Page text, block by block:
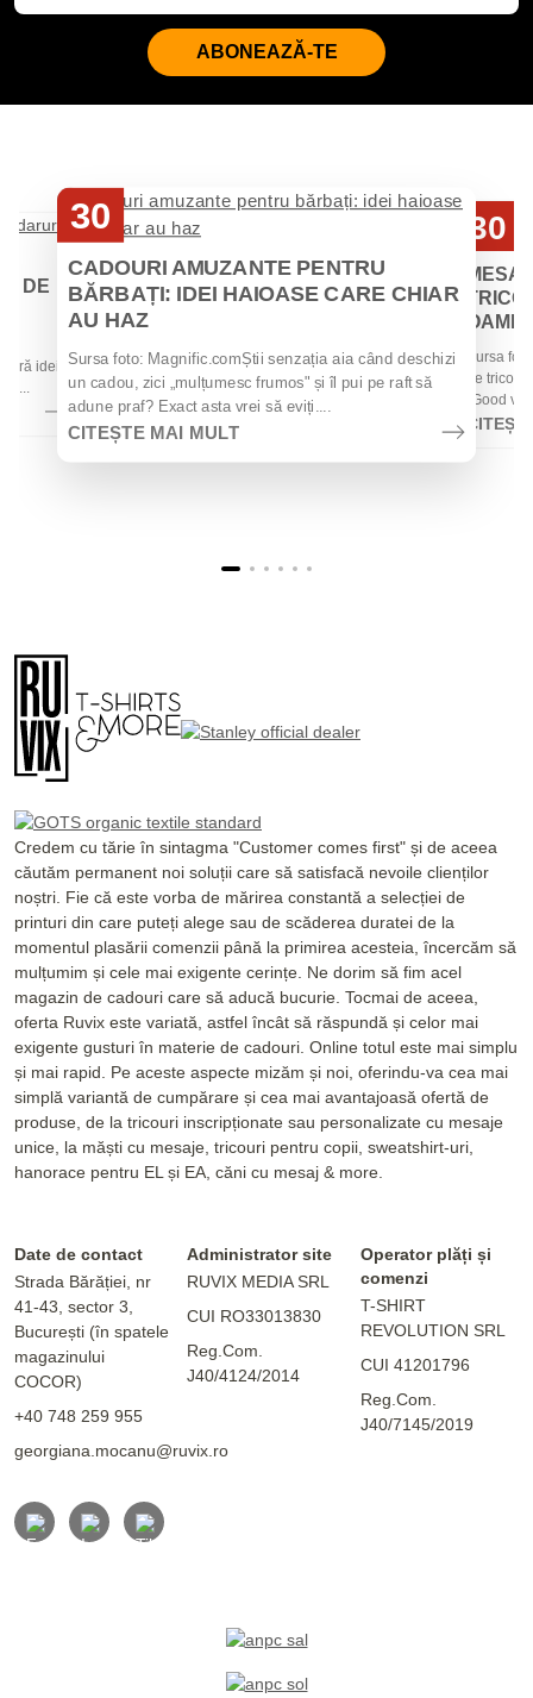
ABONEAZĂ-TE
DE
idei
la...
30
CADOURI AMUZANTE PENTRU
BĂRBAȚI: IDEI HAIOASE CARE CHIAR
AU HAZ
Sursa foto: Magnific.comȘtii senzația aia când deschizi
un cadou, zici „mulțumesc frumos" și îl pui pe raft să
adune praf? Exact asta vrei să eviți....
CITEȘTE MAI MULT
30
Sursa
de
„Good
Credem cu tărie în sintagma "Customer comes first" și de aceea
căutăm permanent noi soluții care să satisfacă nevoile clienților
noștri. Fie că este vorba de mărirea constantă a selecției de
printuri din care puteți alege sau de scăderea duratei de la
momentul plasării comenzii până la primirea acesteia, încercăm să
mulțumim și cele mai exigente cerințe. Ne dorim să fim acel
magazin de cadouri care să aducă bucurie. Tocmai de aceea,
oferta Ruvix este variată, astfel încât să răspundă și celor mai
exigente gusturi în materie de cadouri. Online totul este mai simplu
și mai rapid. Pe aceste aspecte mizăm și noi, oferindu-va cea mai
simplă variantă de cumpărare și cea mai avantajoasă ofertă de
produse, de la tricouri inscripționate sau personalizate cu mesaje
unice, la măști cu mesaje, tricouri pentru copii, sweatshirt-uri,
hanorace pentru EL și EA, căni cu mesaj & more.
Date de contact
Strada Bărăției, nr
41-43, sector 3,
București (în spatele
magazinului
COCOR)
+40 748 259 955
georgiana.mocanu@ruvix.ro
Administrator site
RUVIX MEDIA SRL
CUI RO33013830
Reg.Com.
J40/4124/2014
Operator plăți și
comenzi
T-SHIRT
REVOLUTION SRL
CUI 41201796
Reg.Com.
J40/7145/2019